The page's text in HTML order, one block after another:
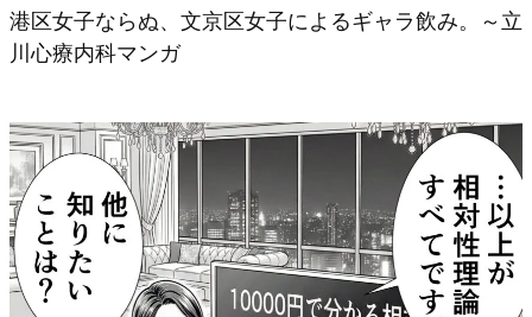
港区女子ならぬ、文京区女子によるギャラ飲み。～立
川心療内科マンガ